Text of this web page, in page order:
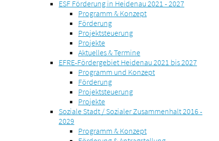
ESF Förderung in Heidenau 2021 - 2027
Programm & Konzept
Förderung
Projektsteuerung
Projekte
Aktuelles & Termine
EFRE-Fördergebiet Heidenau 2021 bis 2027
Programm und Konzept
Förderung
Projektsteuerung
Projekte
Soziale Stadt / Sozialer Zusammenhalt 2016 -
2029
Programm & Konzept